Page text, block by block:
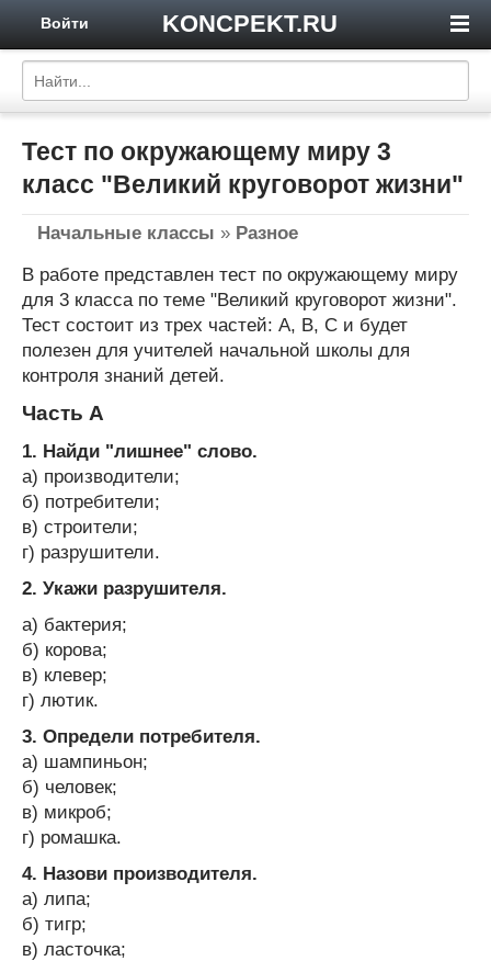
KONCPEKT.RU
Войти
Тест по окружающему миру 3
класс "Великий круговорот жизни"
Начальные классы » Разное
В работе представлен тест по окружающему миру
для 3 класса по теме "Великий круговорот жизни".
Тест состоит из трех частей: A, B, C и будет
полезен для учителей начальной школы для
контроля знаний детей.
Часть А
1. Найди "лишнее" слово.
а) производители;
б) потребители;
в) строители;
г) разрушители.
2. Укажи разрушителя.
а) бактерия;
б) корова;
в) клевер;
г) лютик.
3. Определи потребителя.
а) шампиньон;
б) человек;
в) микроб;
г) ромашка.
4. Назови производителя.
а) липа;
б) тигр;
в) ласточка;